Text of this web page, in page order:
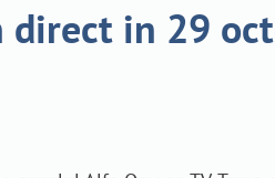
in 29